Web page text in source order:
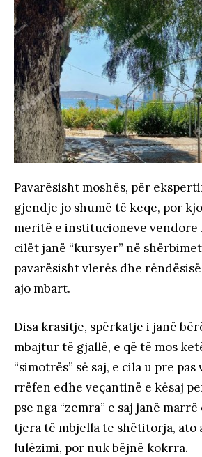
Pavarësisht moshës, për
gjendje jo shumë të keqe, por
meritë e institucioneve vendore
cilët janë “kursyer” në
pavarësisht vlerës dhe
ajo mbart.
Disa krasitje, spërkatje i janë
mbajtur të gjallë, e që të mos
“simotrës” së saj, e cila u pre pas
rrëfen edhe veçantinë e kësaj
pse nga “zemra” e saj janë
tjera të mbjella te shëtitorja,
lulëzimi, por nuk bëjnë kokrra.